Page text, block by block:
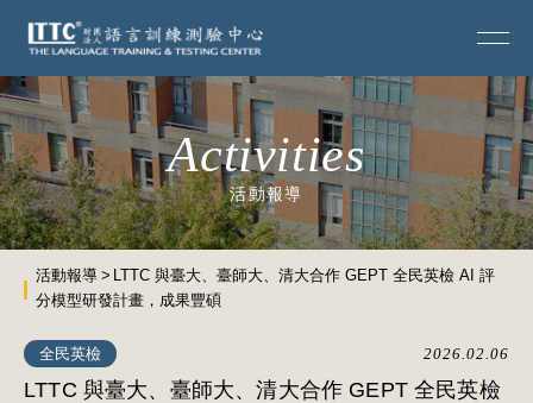
Activities
活動報導
活動報導
LTTC 與臺大、臺師大、清大合作 GEPT 全民英檢 AI 評
分模型研發計畫，成果豐碩
全民英檢 2026.02.06
LTTC 與臺大、臺師大、清大合作 GEPT 全民英檢